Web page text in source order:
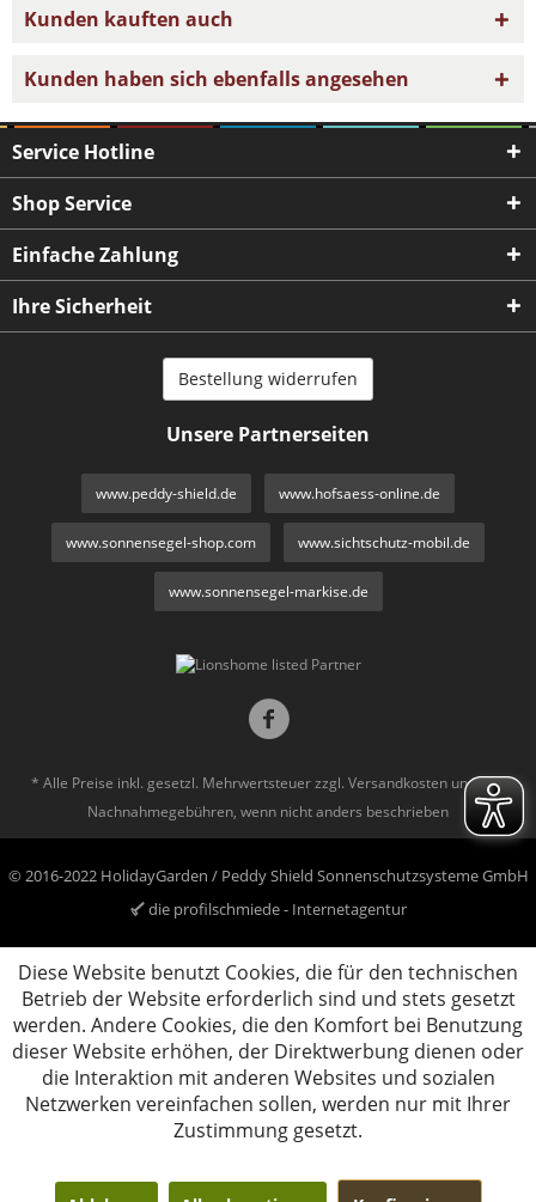
Kunden kauften auch
Kunden haben sich ebenfalls angesehen
Service Hotline
Shop Service
Einfache Zahlung
Ihre Sicherheit
Bestellung widerrufen
Unsere Partnerseiten
www.peddy-shield.de www.hofsaess-online.de
www.sonnensegel-shop.com www.sichtschutz-mobil.de
www.sonnensegel-markise.de
* Alle Preise inkl. gesetzl. Mehrwertsteuer zzgl. Versandkosten und ggf.
Nachnahmegebühren, wenn nicht anders beschrieben
© 2016-2022 HolidayGarden / Peddy Shield Sonnenschutzsysteme GmbH
die profilschmiede - Internetagentur
Diese Website benutzt Cookies, die für den technischen
Betrieb der Website erforderlich sind und stets gesetzt
werden. Andere Cookies, die den Komfort bei Benutzung
dieser Website erhöhen, der Direktwerbung dienen oder
die Interaktion mit anderen Websites und sozialen
Netzwerken vereinfachen sollen, werden nur mit Ihrer
Zustimmung gesetzt.